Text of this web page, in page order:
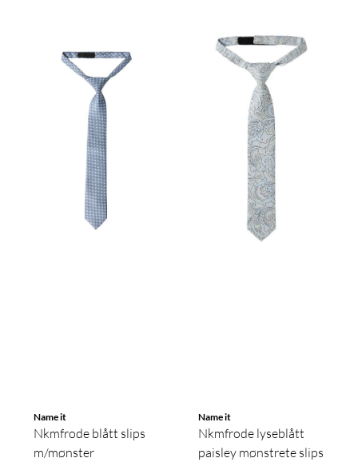
Name it
Nkmfrode blått slips
m/mønster
Name it
Nkmfrode lyseblått
paisley mønstrete slips